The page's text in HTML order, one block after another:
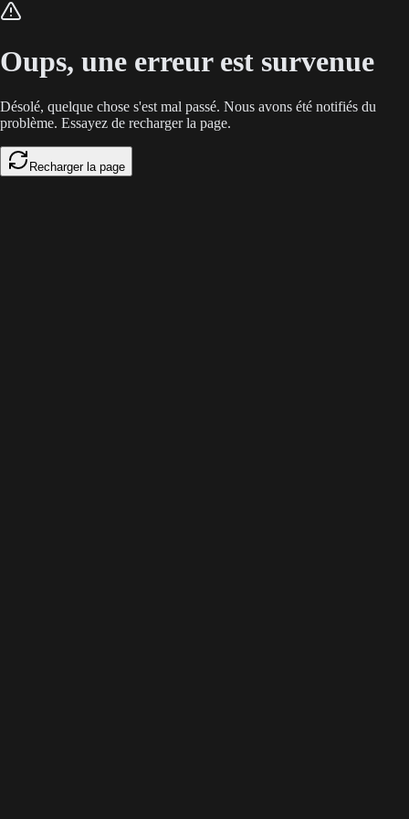
Face à l'explosion des coûts liés aux abonnements SaaS, MuleRun
Oups, une erreur est survenue
Désolé, quelque chose s'est mal passé. Nous avons été notifiés du
problème. Essayez de recharger la page.
Recharger la page